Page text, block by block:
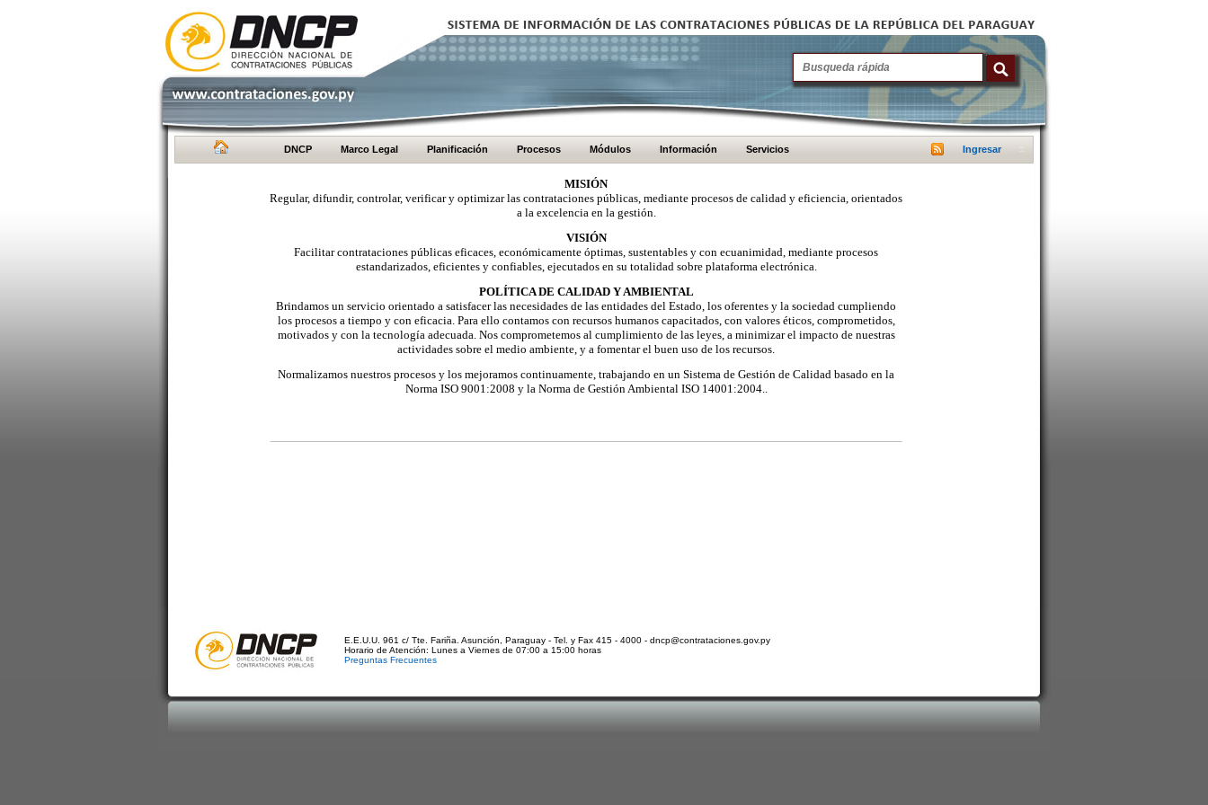
DNCP Marco Legal Planificación Procesos Módulos Información Servicios Ingresar
MISIÓN
Regular, difundir, controlar, verificar y optimizar las contrataciones públicas, mediante procesos de calidad y eficiencia, orientados
a la excelencia en la gestión.
VISIÓN
Facilitar contrataciones públicas eficaces, económicamente óptimas, sustentables y con ecuanimidad, mediante procesos
estandarizados, eficientes y confiables, ejecutados en su totalidad sobre plataforma electrónica.
POLÍTICA DE CALIDAD Y AMBIENTAL
Brindamos un servicio orientado a satisfacer las necesidades de las entidades del Estado, los oferentes y la sociedad cumpliendo
los procesos a tiempo y con eficacia. Para ello contamos con recursos humanos capacitados, con valores éticos, comprometidos,
motivados y con la tecnología adecuada. Nos comprometemos al cumplimiento de las leyes, a minimizar el impacto de nuestras
actividades sobre el medio ambiente, y a fomentar el buen uso de los recursos.
Normalizamos nuestros procesos y los mejoramos continuamente, trabajando en un Sistema de Gestión de Calidad basado en la
Norma ISO 9001:2008 y la Norma de Gestión Ambiental ISO 14001:2004..
E.E.U.U. 961 c/ Tte. Fariña. Asunción, Paraguay - Tel. y Fax 415 - 4000 - dncp@contrataciones.gov.py
Horario de Atención: Lunes a Viernes de 07:00 a 15:00 horas
Preguntas Frecuentes